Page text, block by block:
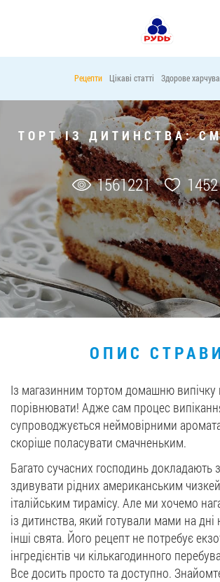
ПРОДУКЦІЯ
КОМПАНІЯ
СПОЖИВАЧАМ
АКЦІЇ
ПРЕС-ЦЕНТР
ХОРЕКА
Тендерні закупівлі
Контакти
СТАТИ ПАРТНЕРОМ
0412 48 28 17
0412 42 29 23
Рецепти Цікаві статті Здорове
ТОРТ ІЗ ДИТИНСТВА:
1561221 1452
ОПИС
Із магазинним тортом домашню випічку
порівнювати! Адже сам процес
супроводжується неймовірними
скоріше поласувати смачненьким.
Багато сучасних господинь докладають
здивувати рідних американським
італійським тирамісу. Але ми хочемо
із дитинства, який готували мами на
інші свята. Його рецепт не потребує
інгредієнтів чи кількагодинного
Все досить просто та доступно.